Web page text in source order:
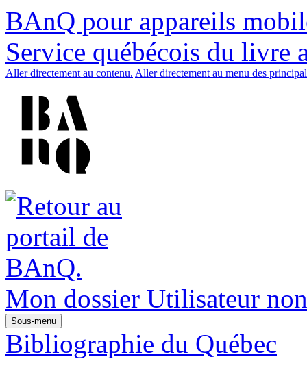
BAnQ pour appareils
Service québécois du livre
Aller directement au contenu. Aller directement au menu des
Mon dossier Utilisateur
Sous-menu
Bibliographie du Québec